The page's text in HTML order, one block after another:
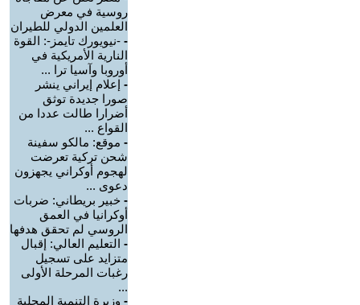
روسية في معرض
العلمين الدولي للطيران
- -نيويورك تايمز-: القوة
النارية الأمريكية في
أوروبا وآسيا ترا ...
- إعلام إيراني ينشر
صورا جديدة توثق
أضرارا طالت عددا من
القواع ...
- موقع: مالكو سفينة
شحن تركية تعرضت
لهجوم أوكراني يجهزون
دعوى ...
- خبير بريطاني: ضربات
أوكرانيا في العمق
الروسي لم تحقق هدفها
- التعليم العالي: إقبال
متزايد على تسجيل
رغبات المرحلة الأولى
...
- وزيرة التنمية المحلية